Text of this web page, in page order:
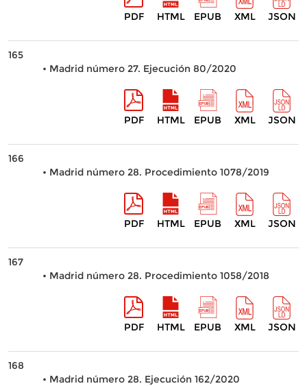
PDF HTML EPUB XML JSON
165
• Madrid número 27. Ejecución 80/2020
PDF HTML EPUB XML JSON
166
• Madrid número 28. Procedimiento 1078/2019
PDF HTML EPUB XML JSON
167
• Madrid número 28. Procedimiento 1058/2018
PDF HTML EPUB XML JSON
168
• Madrid número 28. Ejecución 162/2020